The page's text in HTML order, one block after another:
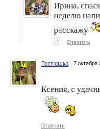
Ирина,
неделю
расскажу
↑ Ответить
Гостюшка 7 октября
Ксения, с
Ответить